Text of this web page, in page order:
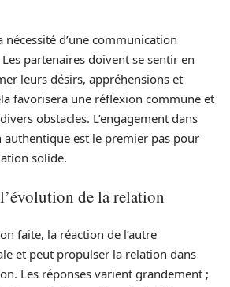
nécessité d’une communication
partenaires doivent se sentir en
leurs désirs, appréhensions et
favorisera une réflexion commune et
obstacles. L’engagement dans
est le premier pas pour
solide.
de la relation
faite, la réaction de l’autre
et peut propulser la relation dans
Les réponses varient grandement ;